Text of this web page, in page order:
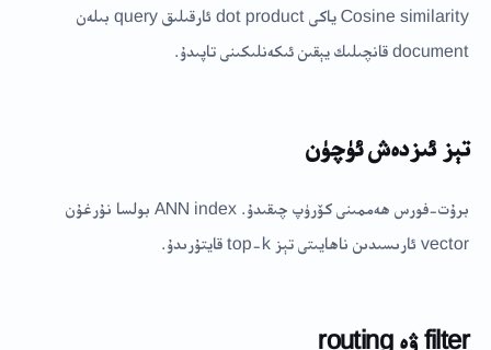
Cosine similarity ياكى dot product ئارقىلىق query بىلەن
document قانچىلىك يېقىن ئىكەنلىكىنى تاپىدۇ.
تېز ئىزدەش ئۈچۈن
برۇت-فورس ھەممىنى كۆرۈپ چىقىدۇ. ANN index بولسا نۇرغۇن
vector ئارىسىدىن ناھايىتى تېز top-k قايتۇرىدۇ.
filter ۋە routing